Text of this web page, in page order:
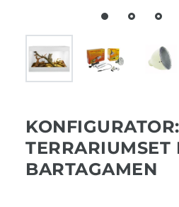
KONFIGURATOR:
TERRARIUMSET
BARTAGAMEN